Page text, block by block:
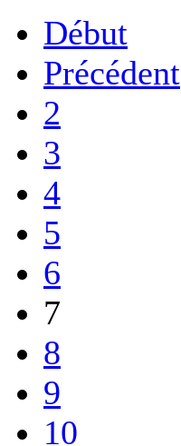
Début
Précédent
2
3
4
5
6
7
8
9
10